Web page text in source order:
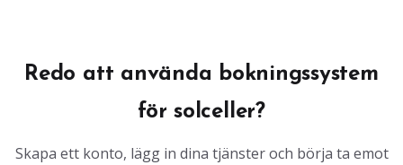
Redo att använda bokningssystem
för solceller?
Skapa ett konto, lägg in dina tjänster och börja ta emot